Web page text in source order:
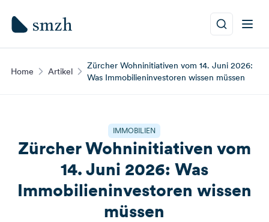
Home Artikel
Zürcher Wohninitiativen vom 14. Juni 2026:
Was Immobilieninvestoren wissen müssen
IMMOBILIEN
Zürcher Wohninitiativen vom
14. Juni 2026: Was
Immobilieninvestoren wissen
müssen